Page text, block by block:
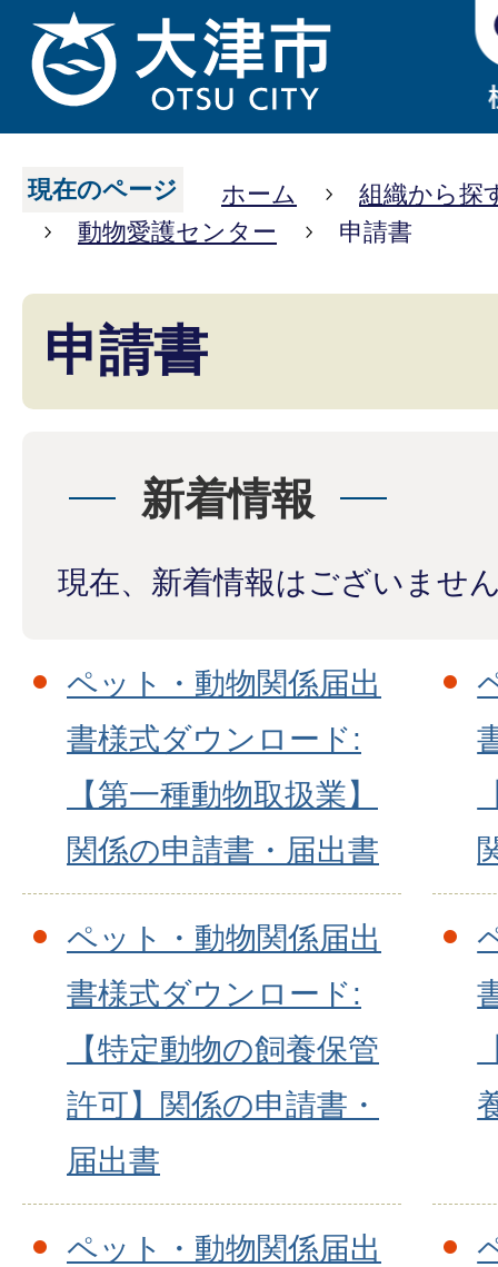
現在のページ ホーム
組織から探
動物愛護センター
申請書
申請書
新着情報
現在、新着情報はございませ
ペット・動物関係届出
書様式ダウンロード:
【第一種動物取扱業】
関係の申請書・届出書
ペット・動物関係届出
書様式ダウンロード:
【特定動物の飼養保管
許可】関係の申請書・
届出書
ペット・動物関係届出